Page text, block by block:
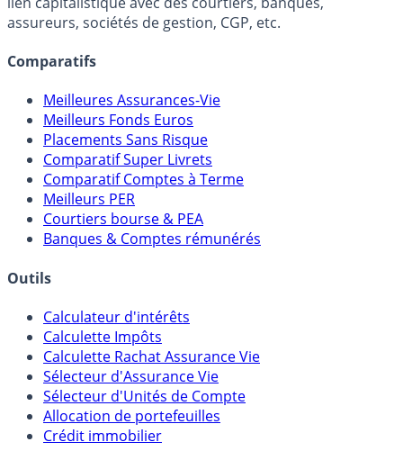
assureurs, sociétés de gestion, CGP, etc.
Comparatifs
Meilleures Assurances-Vie
Meilleurs Fonds Euros
Placements Sans Risque
Comparatif Super Livrets
Comparatif Comptes à Terme
Meilleurs PER
Courtiers bourse & PEA
Banques & Comptes rémunérés
Outils
Calculateur d'intérêts
Calculette Impôts
Calculette Rachat Assurance Vie
Sélecteur d'Assurance Vie
Sélecteur d'Unités de Compte
Allocation de portefeuilles
Crédit immobilier